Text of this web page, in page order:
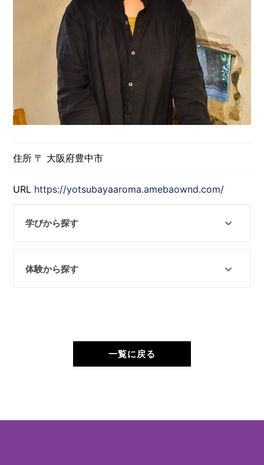
住所 〒 大阪府豊中市
URL https://yotsubayaaroma.amebaownd.com/
学びから探す
体験から探す
一覧に戻る